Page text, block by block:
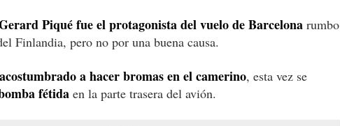
Piqué fue el protagonista del vuelo de Barcelona rumbo
Finlandia, pero no por una buena causa.
acostumbrado a hacer bromas en el camerino, esta vez se
fétida en la parte trasera del avión.